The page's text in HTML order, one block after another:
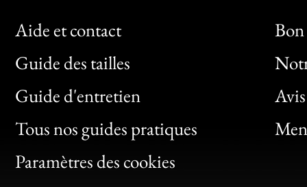
Aide et contact
Guide des tailles
Guide d'entretien
Tous nos guides pratiques
Paramètres des cookies
Bon
Clic